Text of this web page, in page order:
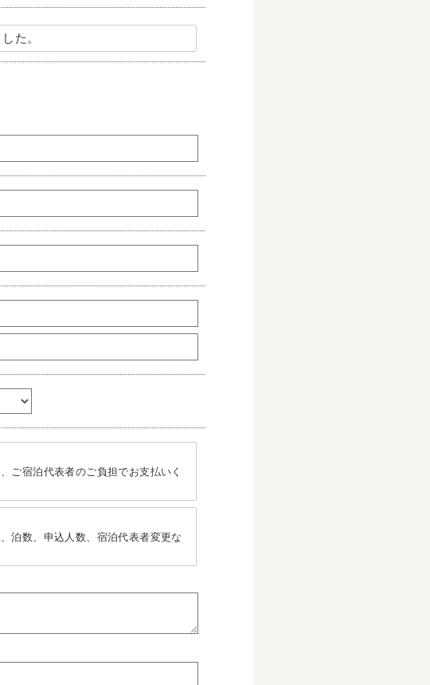
た。
ご宿泊代表者のご負担でお支払いく
泊数、申込人数、宿泊代表者変更な